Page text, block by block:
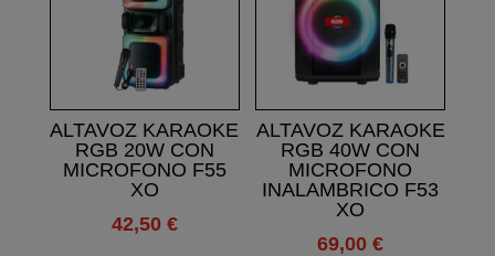
ALTAVOZ KARAOKE
RGB 20W CON
MICROFONO F55
XO
42,50 €
ALTAVOZ KARAOKE
RGB 40W CON
MICROFONO
INALAMBRICO F53
XO
69,00€